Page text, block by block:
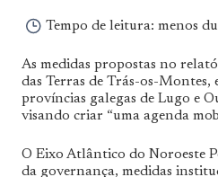
Tempo de leitura: menos
As medidas propostas no
das Terras de Trás-os-Montes,
províncias galegas de Lugo e
visando criar “uma agenda
O Eixo Atlântico do Noroeste
da governança, medidas